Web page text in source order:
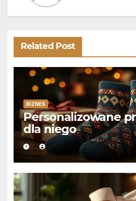
Related Post
BIZNES
Personalizowane
dla niego